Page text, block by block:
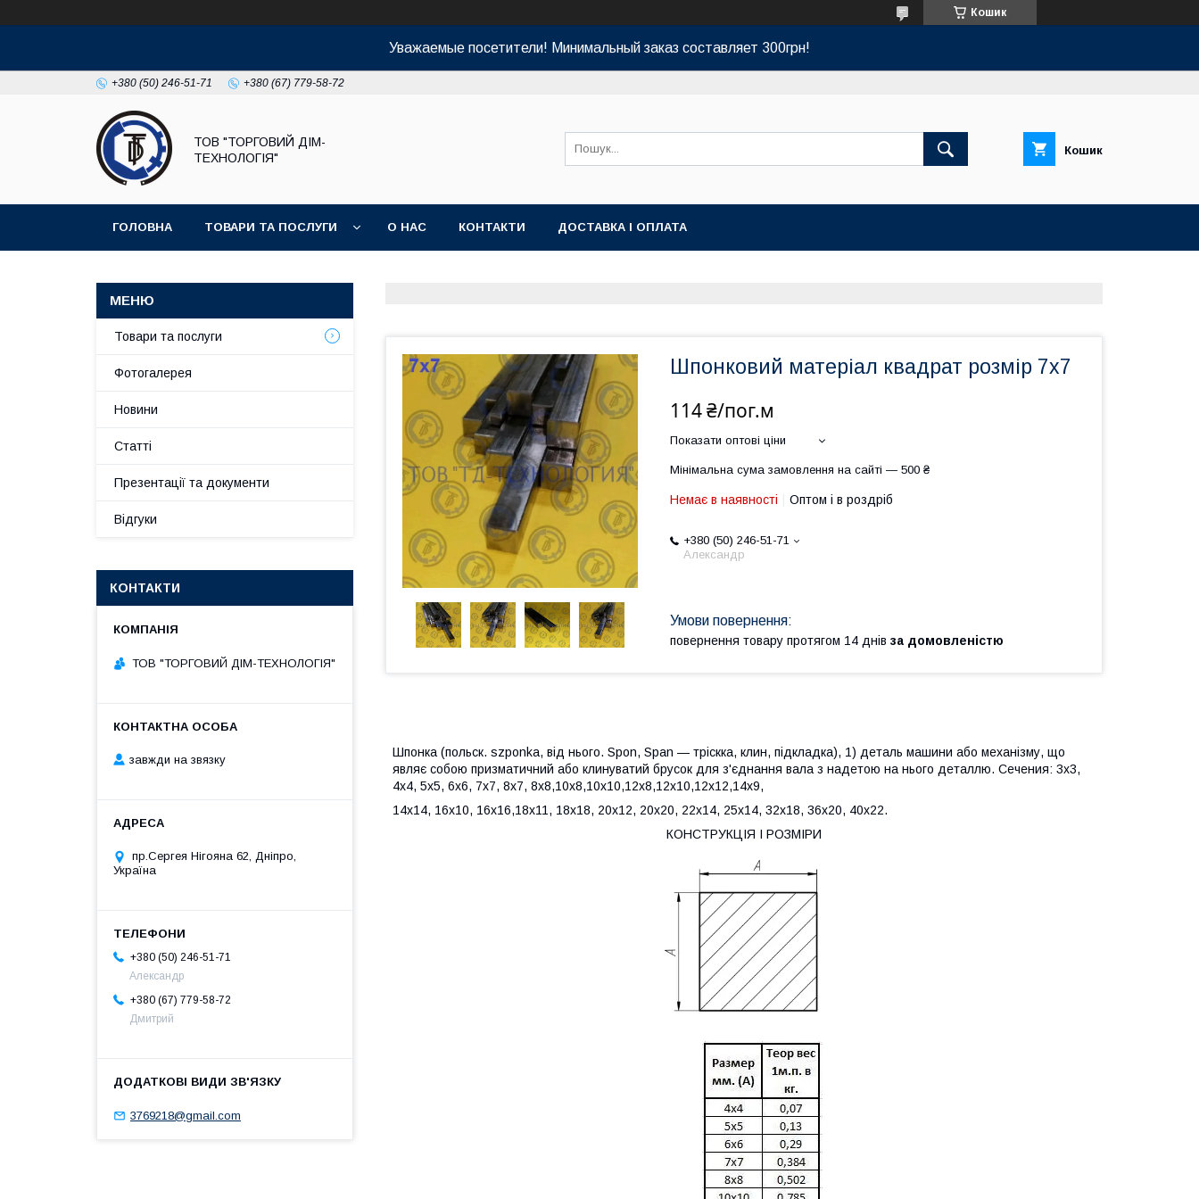
Кошик
Уважаемые посетители! Минимальный заказ составляет 300грн!
+380 (50) 246-51-71 +380 (67) 779-58-72
ТОВ "ТОРГОВИЙ ДІМ-
ТЕХНОЛОГІЯ"
Кошик
ГОЛОВНА ТОВАРИ ТА ПОСЛУГИ О НАС КОНТАКТИ ДОСТАВКА І ОПЛАТА
Шпонковий матеріал квадрат розмір 7х7
114 ₴/пог.м
Показати оптові ціни
Мінімальна сума замовлення на сайті — 500 ₴
Немає в наявності Оптом і в роздріб
+380 (50) 246-51-71
Александр
повернення товару протягом 14 днів за домовленістю
Шпонка (польск. szponka, від нього. Spon, Span — тріскка, клин, підкладка), 1) деталь машини або механізму, що
являє собою призматичний або клинуватий брусок для з'єднання вала з надетою на нього деталлю. Сечения: 3х3,
4х4, 5х5, 6х6, 7х7, 8х7, 8х8,10х8,10х10,12х8,12х10,12х12,14х9,
14х14, 16х10, 16х16,18х11, 18х18, 20х12, 20х20, 22х14, 25х14, 32х18, 36х20, 40х22.
КОНСТРУКЦІЯ І РОЗМІРИ
Товари та послуги
Фотогалерея
Новини
Статті
Презентації та документи
Відгуки
КОНТАКТИ
ТОВ "ТОРГОВИЙ ДІМ-ТЕХНОЛОГІЯ"
завжди на звязку
пр.Сергея Нігояна 62, Дніпро,
Україна
+380 (50) 246-51-71
Александр
+380 (67) 779-58-72
Дмитрий
3769218@gmail.com